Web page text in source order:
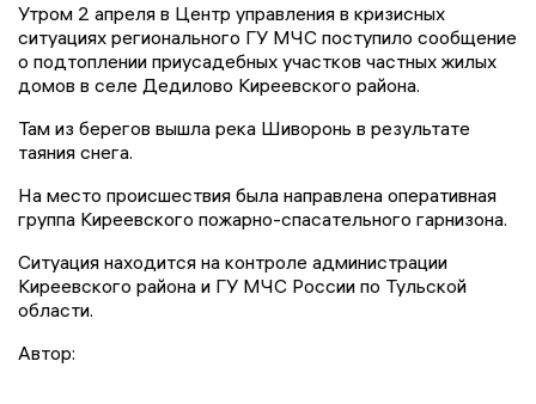
Утром 2 апреля в Центр управления в кризисных
ситуациях регионального ГУ МЧС поступило сообщение
о подтоплении приусадебных участков частных жилых
домов в селе Дедилово Киреевского района.
Там из берегов вышла река Шиворонь в результате
таяния снега.
На место происшествия была направлена оперативная
группа Киреевского пожарно-спасательного гарнизона.
Ситуация находится на контроле администрации
Киреевского района и ГУ МЧС России по Тульской
области.
Автор: